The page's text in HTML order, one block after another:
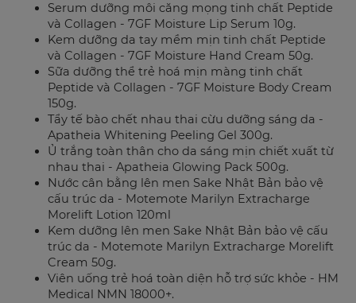
Serum dưỡng môi căng mọng tinh chất Peptide
và Collagen - 7GF Moisture Lip Serum 10g.
Kem dưỡng da tay mềm mịn tinh chất Peptide
và Collagen - 7GF Moisture Hand Cream 50g.
Sữa dưỡng thể trẻ hoá mịn màng tinh chất
Peptide và Collagen - 7GF Moisture Body Cream
150g.
Tẩy tế bào chết nhau thai cừu dưỡng sáng da -
Apatheia Whitening Peeling Gel 300g.
Ủ trắng toàn thân cho da sáng mịn chiết xuất từ
nhau thai - Apatheia Glowing Pack 500g.
Nước cân bằng lên men Sake Nhật Bản bảo vệ
cấu trúc da - Motemote Marilyn Extracharge
Morelift Lotion 120ml
Kem dưỡng lên men Sake Nhật Bản bảo vệ cấu
trúc da - Motemote Marilyn Extracharge Morelift
Cream 50g.
Viên uống trẻ hoá toàn diện hỗ trợ sức khỏe - HM
Medical NMN 18000+.